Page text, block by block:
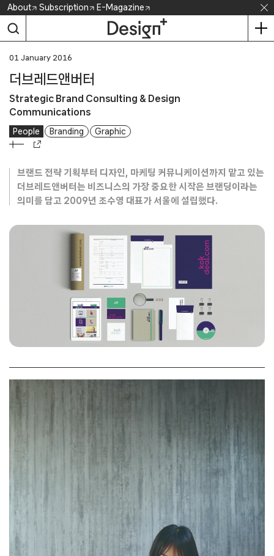
Skip
content
About Subscription E-Magazine
01 January 2016
더브레드앤버터
Strategic Brand Consulting & Design
Communications
People Branding Graphic
브랜드 전략 기획부터 디자인, 마케팅 커뮤니케이션까지 맡고 있는
더브레드앤버터는 비즈니스의 가장 중요한 시작은 브랜딩이라는
의미를 담고 2009년 조수영 대표가 서울에 설립했다.